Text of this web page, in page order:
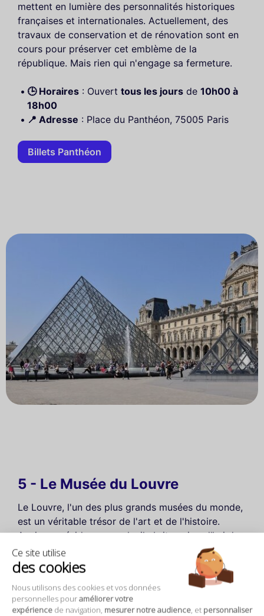
Ce site utilise
des cookies
Nous utilisons des cookies et vos données
personnelles pouraméliorer votre
expérience de navigation, mesurer notre audience, et personnaliser
mettent en lumière des personnalités historiques
françaises et internationales. Actuellement, des
travaux de conservation et de rénovation sont en
cours pour préserver cet emblème de la
république. Mais rien qui n'engage sa fermeture.
🕒 Horaires : Ouvert tous les jours de 10h00 à
18h00
📍 Adresse : Place du Panthéon, 75005 Paris
Billets Panthéon
5 - Le Musée du Louvre
Le Louvre, l'un des plus grands musées du monde,
est un véritable trésor de l'art et de l'histoire.
Ancienne résidence royale, il abrite aujourd’hui des
collections inestimables, allant de l’Antiquité
égyptienne aux œuvres de la Renaissance, dont la